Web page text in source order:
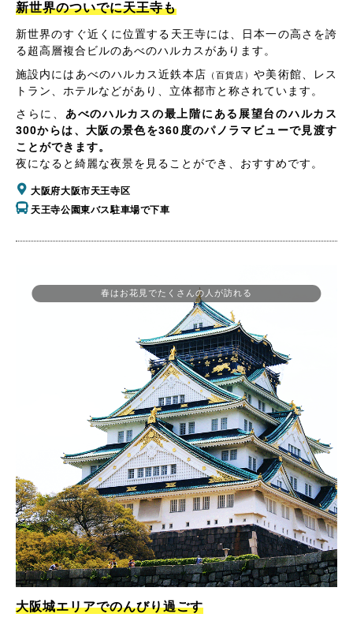
新世界のついでに天王寺も
新世界のすぐ近くに位置する天王寺には、日本一の高さを誇
る超高層複合ビルのあべのハルカスがあります。
施設内にはあべのハルカス近鉄本店 （百貨店）や美術館、レス
トラン、ホテルなどがあり、立体都市と称されています。
さらに、 あべのハルカスの最上階にある展望台のハルカス
300からは、大阪の景色を360度のパノラマビューで見渡す
ことができます。
夜になると綺麗な夜景を見ることができ、おすすめです。
大阪府大阪市天王寺区
天王寺公園東バス駐車場で下車
春はお花見でたくさんの人が訪れる
大阪城エリアでのんびり過ごす